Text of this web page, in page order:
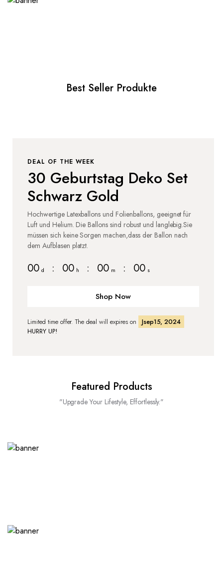
Best Seller Produkte
DEAL OF THE WEEK
30 Geburtstag Deko Set
Schwarz Gold
Hochwertige Latexballons und Folienballons, geeignet für
Luft und Helium. Die Ballons sind robust und langlebig.Sie
müssen sich keine Sorgen machen,dass der Ballon nach
dem Aufblasen platzt.
00 d : 00 h : 00 m : 00 s
Shop Now
Limited time offer. The deal will expires on
Jsep15, 2024
HURRY UP!
Featured Products
"Upgrade Your Lifestyle, Effortlessly."